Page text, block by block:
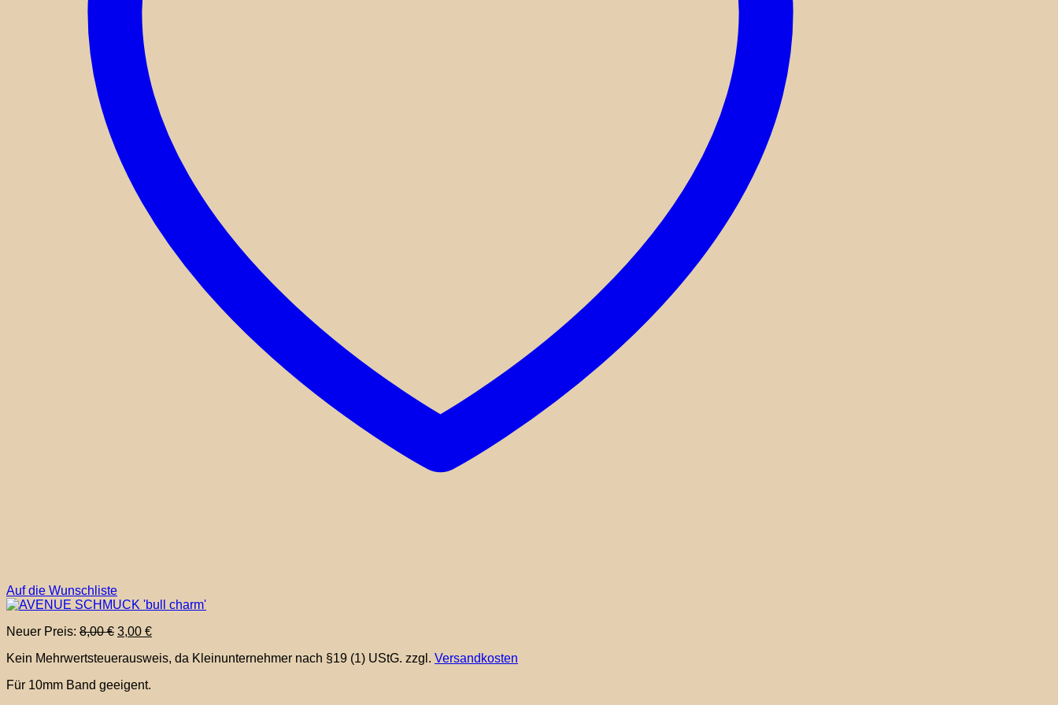
Auf die Wunschliste
Neuer Preis: 8,00€ Ursprünglicher
war:
3,00 €Aktueller
ist:
Kein Mehrwertsteuerausweis, da Kleinunternehmer nach §19 (1) UStG. zzgl. Versandkosten
Für 10mm Band geeigent.